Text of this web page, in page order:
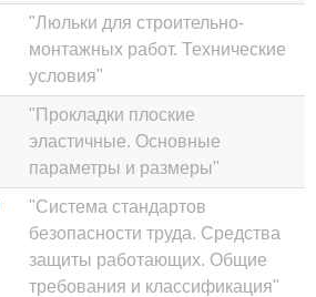
"Люльки для строительно-
монтажных работ. Технические
условия"
"Прокладки плоские
эластичные. Основные
параметры и размеры"
"Система стандартов
безопасности труда. Средства
защиты работающих. Общие
требования и классификация"